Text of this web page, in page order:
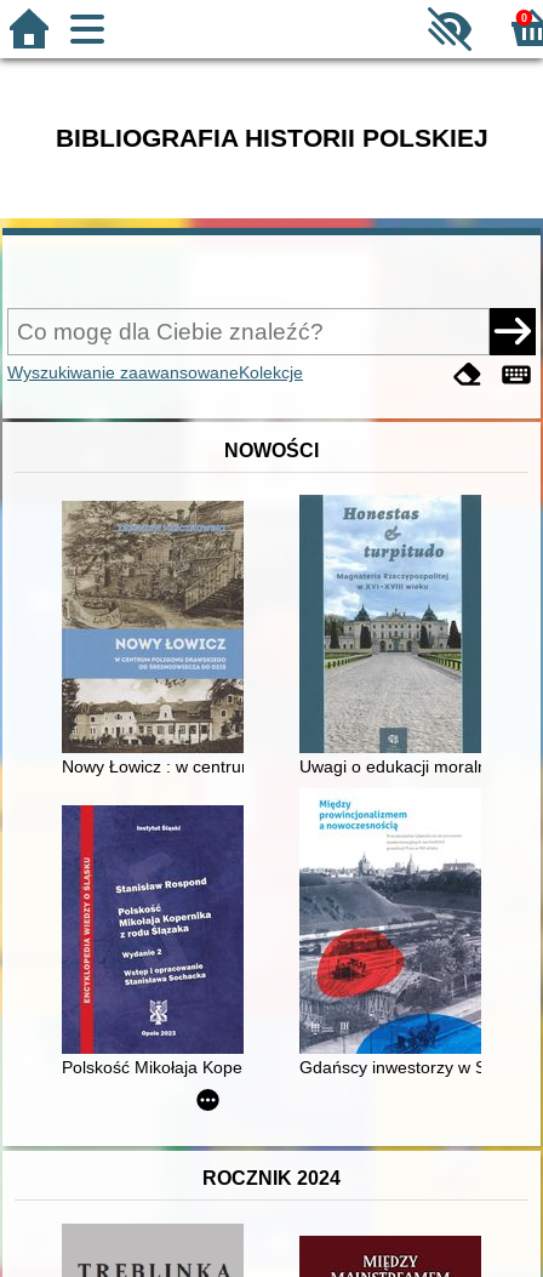
0
BIBLIOGRAFIA HISTORII POLSKIEJ
Wyszukiwanie zaawansowaneKolekcje
NOWOŚCI
Nowy Łowicz : w centrum poligonu drawskiego od
Uwagi o edukacji moralnej
Polskość Mikołaja Kopernika z rodu Ślązaka
Gdańscy inwestorzy w
ROCZNIK 2024